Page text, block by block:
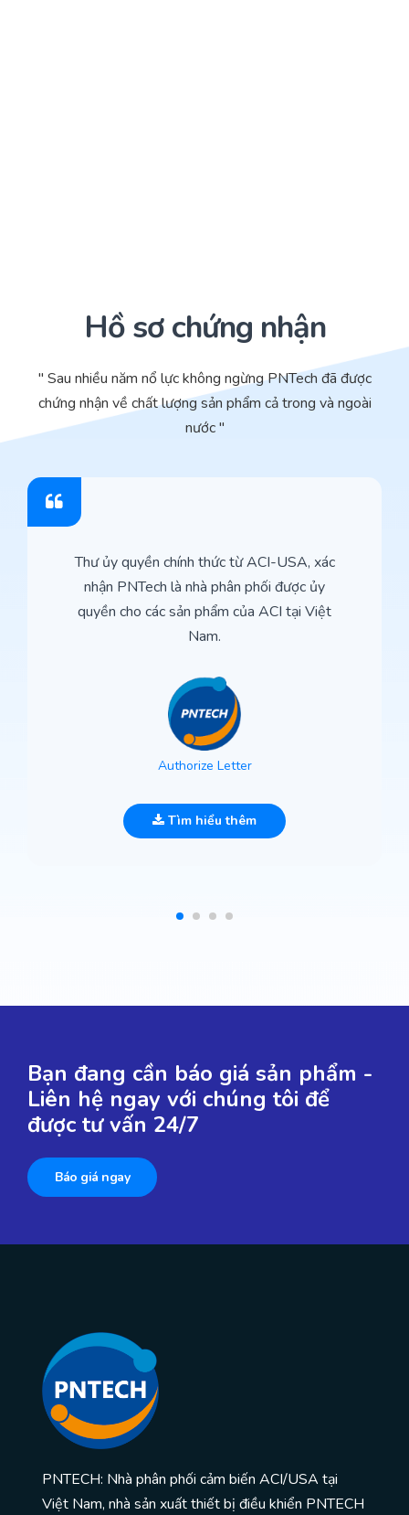
Hồ sơ chứng nhận
" Sau nhiều năm nổ lực không ngừng PNTech đã được
chứng nhận về chất lượng sản phẩm cả trong và ngoài
nước "
Thư ủy quyền chính thức từ ACI-USA, xác
nhận PNTech là nhà phân phối được ủy
quyền cho các sản phẩm của ACI tại Việt
Nam.
Authorize Letter
Tìm hiểu thêm
Bạn đang cần báo giá sản phẩm -
Liên hệ ngay với chúng tôi để
được tư vấn 24/7
Báo giá ngay
PNTECH: Nhà phân phối cảm biến ACI/USA tại
Việt Nam, nhà sản xuất thiết bị điều khiển PNTECH